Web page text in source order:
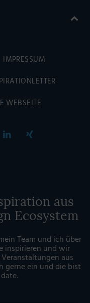
IMPRESSUM
WEBSEITE
aus
Ecosystem
Team und ich über
inspirieren und wir
aus
gerne ein und die bist